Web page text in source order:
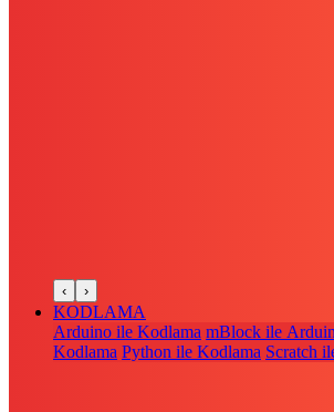
‹ ›
KODLAMA
Arduino ile Kodlama mBlock ile
Kodlama Python ile Kodlama Scratch